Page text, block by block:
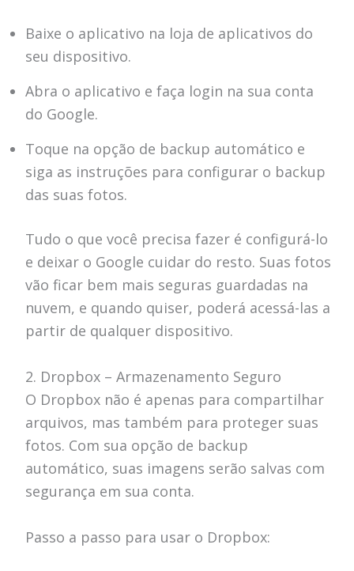
Baixe o aplicativo na loja de aplicativos do
seu dispositivo.
Abra o aplicativo e faça login na sua conta
do Google.
Toque na opção de backup automático e
siga as instruções para configurar o backup
das suas fotos.
Tudo o que você precisa fazer é configurá-lo
e deixar o Google cuidar do resto. Suas fotos
vão ficar bem mais seguras guardadas na
nuvem, e quando quiser, poderá acessá-las a
partir de qualquer dispositivo.
2. Dropbox – Armazenamento Seguro
O Dropbox não é apenas para compartilhar
arquivos, mas também para proteger suas
fotos. Com sua opção de backup
automático, suas imagens serão salvas com
segurança em sua conta.
Passo a passo para usar o Dropbox: